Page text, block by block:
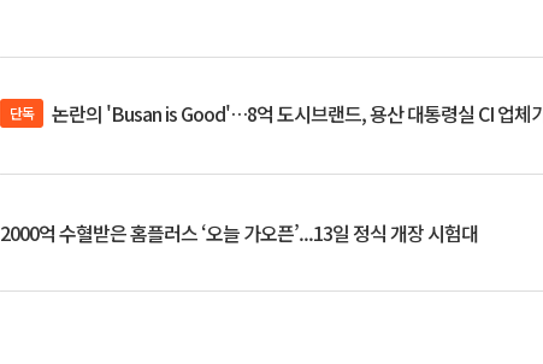
단독 논란의 'Busan is Good'…8억 도시브랜드, 용산 대통령실 CI 업체
2000억 수혈받은 홈플러스 ‘오늘 가오픈’...13일 정식 개장 시험대